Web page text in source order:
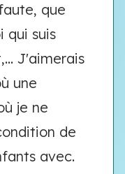
que
qui suis
J'aimerais
une
je ne
de
avec.